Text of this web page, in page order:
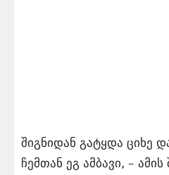
შიგნიდან გატყდა ციხე
ჩემთან ეგ ამბავი, – ამის